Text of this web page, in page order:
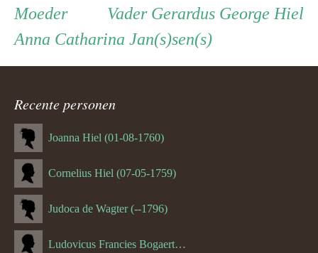
Persoon
ouder
navigatie
Vader Vader
Gerardus George Hiel
MoederMoeder
Anna Catharina Jan(s)sen(s)
Recente personen
Joanna Hiel (01-08-1760)
Cornelius Hiel (07-05-1759)
Judoca de Wagter (--1796)
Ludovicus Francies Bogaert (--1825)